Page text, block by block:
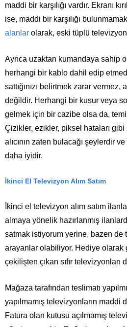
maddi bir karşılığı vardır. Ekranı
ise, maddi bir karşılığı
alanlar olarak, eski tüplü
Ayrıca uzaktan kumandaya sahip
herhangi bir kablo dahil edip
sattığınızı belirtmek zarar
değildir. Herhangi bir kusur veya
gelmek için bir cazibe olsa da,
Çizikler, ezikler, piksel hataları
alıcının zaten bulacağı şeylerdir
daha iyidir.
İkinci El Televizyon Alım Satım
İkinci el televizyon alım satım
almaya yönelik hazırlanmış
satmak istiyorum yerine, bazen de
arayanlar olabiliyor. Hediye olarak
çekilişten çıkan sıfır televizyonları
Mağaza tarafından teslimatı
yapılmamış televizyonların maddi
Fatura olan kutusu açılmamış